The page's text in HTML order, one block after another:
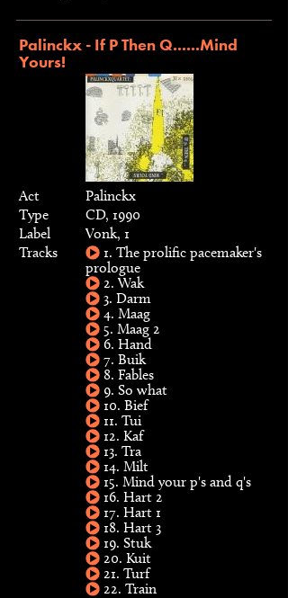
Palinckx - If P Then Q......Mind
Yours!
Act
Palinckx
Type
CD, 1990
Label
Vonk, 1
Tracks
1. The prolific pacemaker's
prologue
2. Wak
3. Darm
4. Maag
5. Maag 2
6. Hand
7. Buik
8. Fables
9. So what
10. Bief
11. Tui
12. Kaf
13. Tra
14. Milt
15. Mind your p's and q's
16. Hart 2
17. Hart 1
18. Hart 3
19. Stuk
20. Kuit
21. Turf
22. Train